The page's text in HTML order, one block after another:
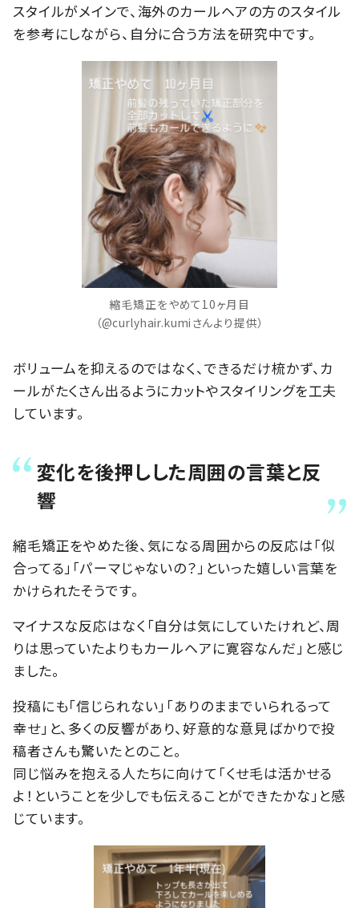
スタイルがメインで、海外のカールヘアの方のスタイル
を参考にしながら、自分に合う方法を研究中です。
縮毛矯正をやめて10ヶ月目
（@curlyhair.kumiさんより提供）
ボリュームを抑えるのではなく、できるだけ梳かず、カ
ールがたくさん出るようにカットやスタイリングを工夫
しています。
変化を後押しした周囲の言葉と反
響
縮毛矯正をやめた後、気になる周囲からの反応は「似
合ってる」「パーマじゃないの？」といった嬉しい言葉を
かけられたそうです。
マイナスな反応はなく「自分は気にしていたけれど、周
りは思っていたよりもカールヘアに寛容なんだ」と感じ
ました。
投稿にも「信じられない」「ありのままでいられるって
幸せ」と、多くの反響があり、好意的な意見ばかりで投
稿者さんも驚いたとのこと。
同じ悩みを抱える人たちに向けて「くせ毛は活かせる
よ！ということを少しでも伝えることができたかな」と感
じています。